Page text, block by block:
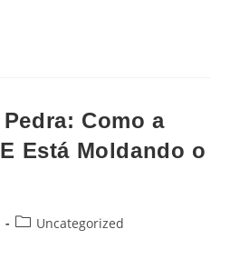
Como a
Está Moldando o
Uncategorized